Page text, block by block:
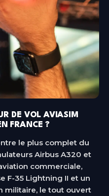
DE VOL AVIASIM
FRANCE ?
le plus complet du
Airbus A320 et
commerciale,
F-35 Lightning II et un
militaire, le tout ouvert